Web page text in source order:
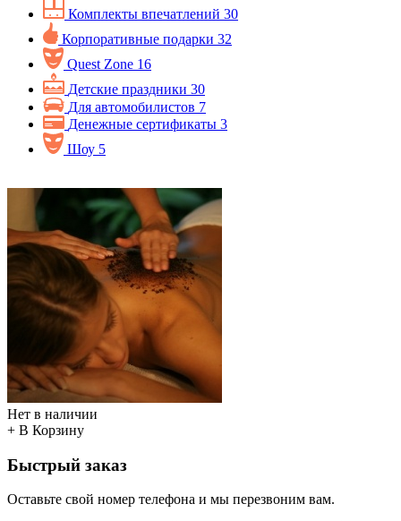
Комплекты впечатлений 30
Корпоративные подарки 32
Quest Zone 16
Детские праздники 30
Для автомобилистов 7
Денежные сертификаты 3
Шоу 5
Нет в наличии
+ В Корзину
Быстрый заказ
Оставьте свой номер телефона и мы перезвоним вам.